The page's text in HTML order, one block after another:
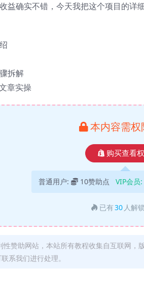
益确实不错，今天我把这个项目的详
拆解
章实操
本内容需权
购买查看
普通用户: 10赞助点 VIP会员:
已有30 人解
性赞助网站，本站所有教程收集自互联网
系我们进行处理。